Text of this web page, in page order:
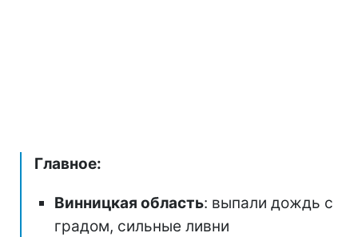
Главное:
Винницкая область: выпали дождь с
градом, сильные ливни